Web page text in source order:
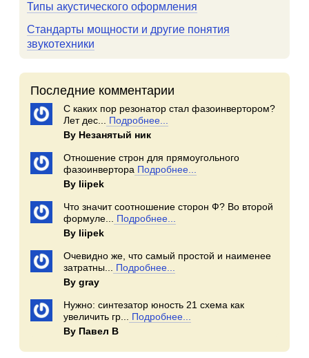
Типы акустического оформления
Стандарты мощности и другие понятия
звукотехники
Последние комментарии
С каких пор резонатор стал фазоинвертором?
Лет дес... Подробнее...
By Незанятый ник
Отношение строн для прямоугольного
фазоинвертора Подробнее...
By Iiipek
Что значит соотношение сторон Ф? Во второй
формуле... Подробнее...
By Iiipek
Очевидно же, что самый простой и наименее
затратны... Подробнее...
By gray
Нужно: синтезатор юность 21 схема как
увеличить гр... Подробнее...
By Павел В